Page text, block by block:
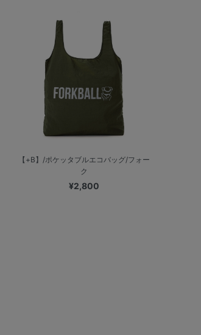
【+B】/ポケッタブルエコバッグ/フォー
ク
¥2,800